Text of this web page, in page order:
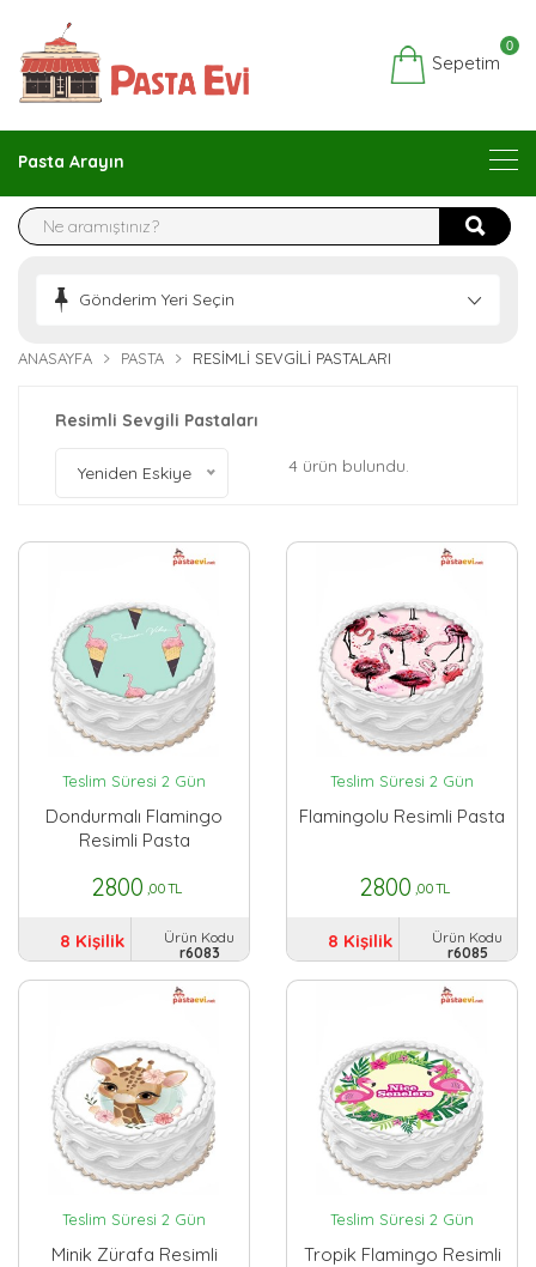
Sepetim
0
Pasta Arayın
Gönderim Yeri Seçin
ANASAYFA PASTA RESIMLI SEVGILI PASTALARI
Resimli Sevgili Pastaları
Yeniden Eskiye 4 ürün bulundu.
Teslim Süresi 2 Gün
Dondurmalı Flamingo
Resimli Pasta
2800 ,00 TL
8 Kişilik
Ürün Kodu
r6083
Teslim Süresi 2 Gün
Flamingolu Resimli Pasta
2800 ,00 TL
8 Kişilik
Ürün Kodu
r6085
Teslim Süresi 2 Gün
Minik Zürafa Resimli
Teslim Süresi 2 Gün
Tropik Flamingo Resimli